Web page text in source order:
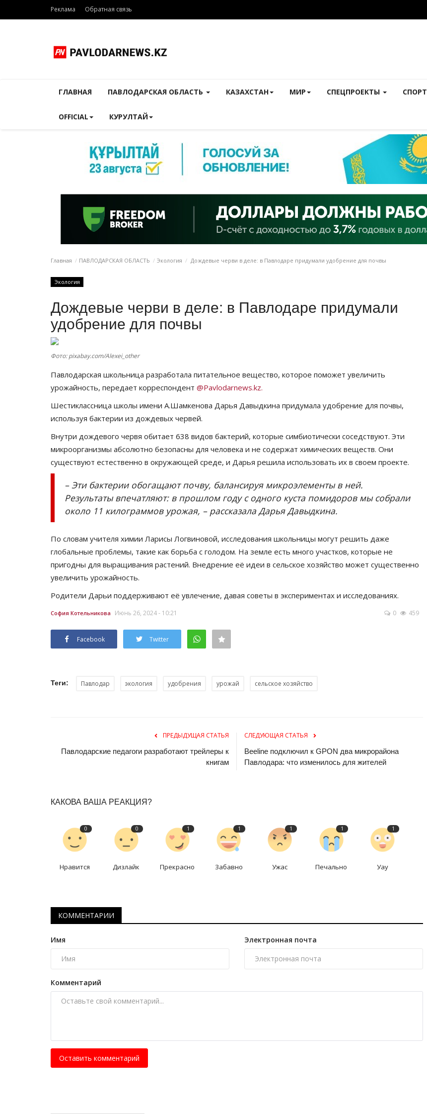
Реклама Обратная связь
ГЛАВНАЯ ПАВЛОДАРСКАЯ ОБЛАСТЬ КАЗАХСТАН МИР СПЕЦПРОЕКТЫ СПОРТ
OFFICIAL КУРУЛТАЙ
Главная ПАВЛОДАРСКАЯ ОБЛАСТЬ Экология Дождевые черви в деле: в Павлодаре придумали удобрение для почвы
Экология
Дождевые черви в деле: в Павлодаре придумали
удобрение для почвы
Фото: pixabay.com/Alexei_other
Павлодарская школьница разработала питательное вещество, которое поможет увеличить
урожайность, передает корреспондент @Pavlodarnews.kz.
Шестиклассница школы имени А.Шамкенова Дарья Давыдкина придумала удобрение для почвы,
используя бактерии из дождевых червей.
Внутри дождевого червя обитает 638 видов бактерий, которые симбиотически соседствуют. Эти
микроорганизмы абсолютно безопасны для человека и не содержат химических веществ. Они
существуют естественно в окружающей среде, и Дарья решила использовать их в своем проекте.
– Эти бактерии обогащают почву, балансируя микроэлементы в ней.
Результаты впечатляют: в прошлом году с одного куста помидоров мы собрали
около 11 килограммов урожая, – рассказала Дарья Давыдкина.
По словам учителя химии Ларисы Логвиновой, исследования школьницы могут решить даже
глобальные проблемы, такие как борьба с голодом. На земле есть много участков, которые не
пригодны для выращивания растений. Внедрение её идеи в сельское хозяйство может существенно
увеличить урожайность.
Родители Дарьи поддерживают её увлечение, давая советы в экспериментах и исследованиях.
София Котельникова Июнь 26, 2024 - 10:21 0 459
Facebook Twitter
Теги: Павлодар экология удобрения урожай сельское хозяйство
ПРЕДЫДУЩАЯ СТАТЬЯ
Павлодарские педагоги разработают трейлеры к
книгам
СЛЕДУЮЩАЯ СТАТЬЯ
Beeline подключил к GPON два микрорайона
Павлодара: что изменилось для жителей
КАКОВА ВАША РЕАКЦИЯ?
0
Нравится
0
Дизлайк
1
Прекрасно
1
Забавно
1
Ужас
1
Печально
1
Уау
КОММЕНТАРИИ
Имя Электронная почта
Комментарий
Оставить комментарий
Хоккей